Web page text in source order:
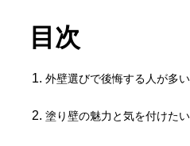
目次
外壁選びで後悔する人が多
塗り壁の魅力と気を付けた